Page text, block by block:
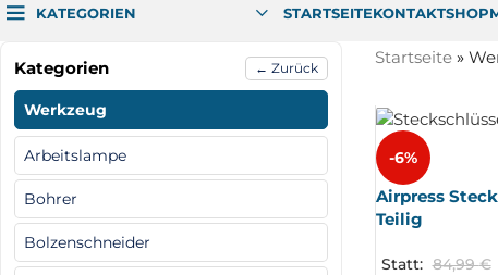
KATEGORIEN STARTSEITEKONTAKTSHOP
Kategorien ← Zurück
Werkzeug
Arbeitslampe
Bohrer
Bolzenschneider
Startseite»
-6%
Airpress
Teilig
Statt: 84,99€